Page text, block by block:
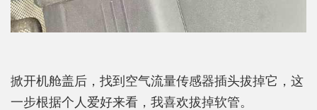
掀开机舱盖后，找到空气流量传感器插头拔掉它，这
一步根据个人爱好来看，我喜欢拔掉软管。